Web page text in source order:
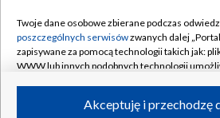
Rada Programowa
System NOS
Informacje o nadawcy
Program dla prasy
Kontakt
Kanały
Twoje dane osobowe zbierane podczas
poszczególnych serwisówzwanych dalej
zapisywane za pomocą technologii takich jak:
WWW lub innych podobnych technologii
ruchu w Internecie.Akceptuję i przechodzę